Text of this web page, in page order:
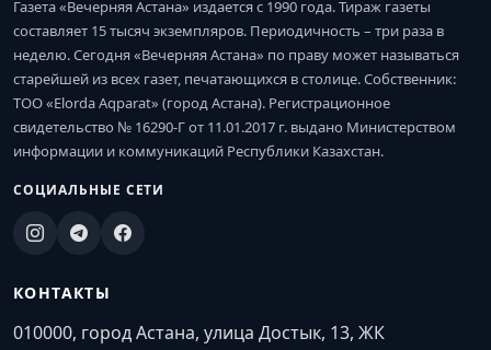
Газета «Вечерняя Астана» издается с 1990 года. Тираж газеты
составляет 15 тысяч экземпляров. Периодичность – три раза в
неделю. Сегодня «Вечерняя Астана» по праву может называться
старейшей из всех газет, печатающихся в столице. Собственник:
ТОО «Elorda Aqparat» (город Астана). Регистрационное
свидетельство № 16290-Г от 11.01.2017 г. выдано Министерством
информации и коммуникаций Республики Казахстан.
СОЦИАЛЬНЫЕ СЕТИ
КОНТАКТЫ
010000, город Астана, улица Достык, 13, ЖК